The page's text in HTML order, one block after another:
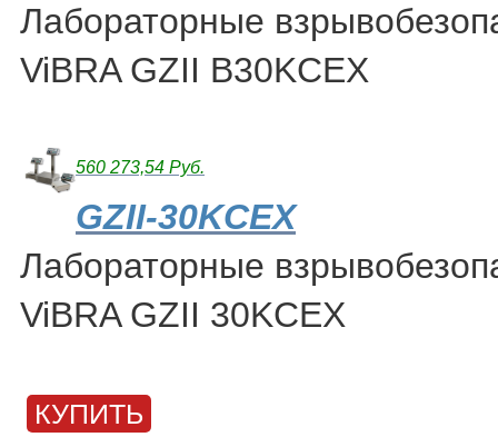
Лабораторные
ViBRA GZII B30KCEX
560 273,54 Руб.
GZII-30KCEX
Лабораторные
ViBRA GZII 30KCEX
КУПИТЬ